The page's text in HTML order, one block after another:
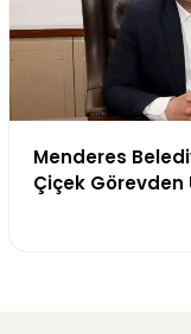
Menderes
Çiçek Görevden